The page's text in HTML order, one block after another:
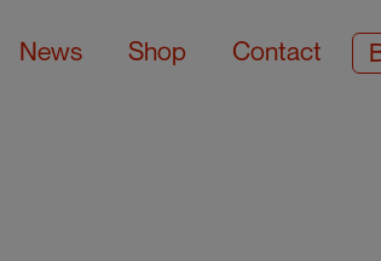
News Shop Contact